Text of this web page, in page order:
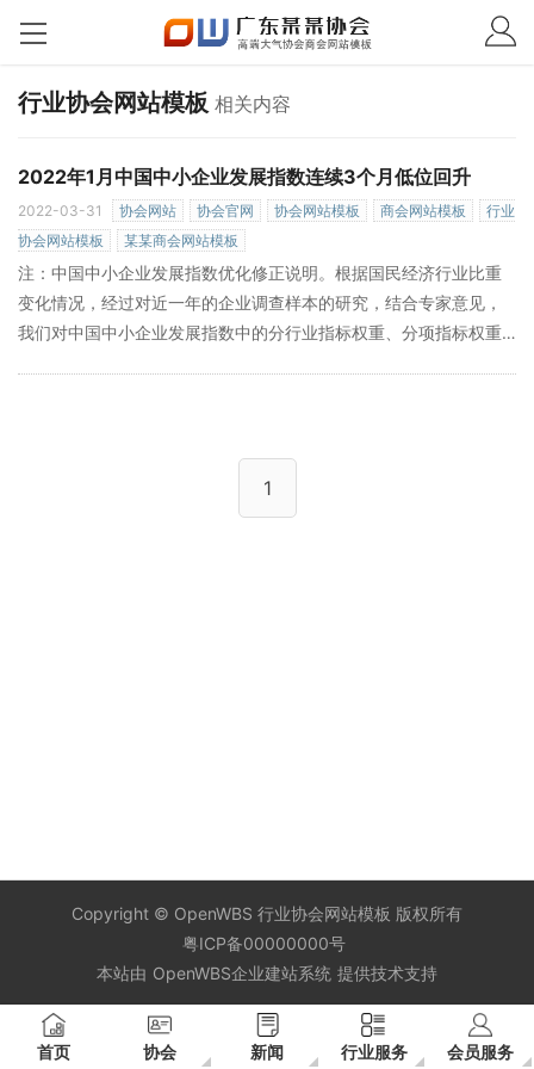
首页 协会 新闻 行业服务 会员服务
行业协会网站模板 相关内容
2022年1月中国中小企业发展指数连续3个月低位回升
2022-03-31 协会网站 协会官网 协会网站模板 商会网站模板
行业
协会网站模板
某某商会网站模板
注：中国中小企业发展指数优化修正说明。根据国民经济行业比重
变化情况，经过对近一年的企业调查样本的研究，结合专家意见，
我们对中国中小企业发展指数中的分行业指标权重、分项指标权重
1
Copyright © OpenWBS 行业协会网站模板 版权所有
粤ICP备00000000号
本站由 OpenWBS企业建站系统 提供技术支持